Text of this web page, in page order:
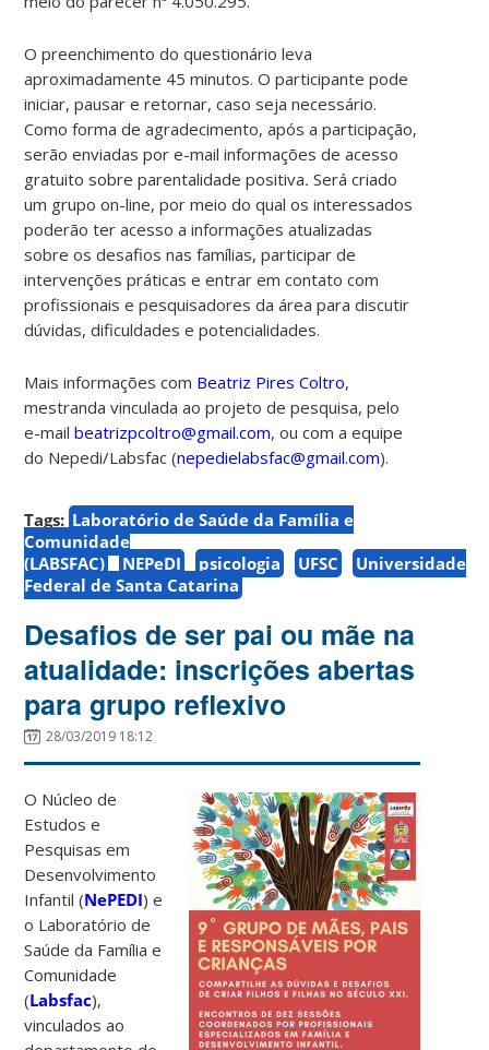
O preenchimento do questionário leva
aproximadamente 45 minutos. O participante pode
iniciar, pausar e retornar, caso seja necessário.
Como forma de agradecimento, após a participação,
serão enviadas por e-mail informações de acesso
gratuito sobre parentalidade positiva. Será criado
um grupo on-line, por meio do qual os interessados
poderão ter acesso a informações atualizadas
sobre os desafios nas famílias, participar de
intervenções práticas e entrar em contato com
profissionais e pesquisadores da área para discutir
dúvidas, dificuldades e potencialidades.
Mais informações com Beatriz Pires Coltro,
mestranda vinculada ao projeto de pesquisa, pelo
e-mailbeatrizpcoltro@gmail.com, ou com a equipe
do Nepedi/Labsfac (nepedielabsfac@gmail.com).
Tags: Laboratório de Saúde da Família e
Comunidade
(LABSFAC)
NEPeDI psicologia UFSC
Universidade
Federal de Santa Catarina
Desafios de ser pai ou mãe na
atualidade: inscrições abertas
para grupo reflexivo
28/03/2019 18:12
O Núcleo de
Estudos e
Pesquisas em
Desenvolvimento
Infantil (NePEDI) e
o Laboratório de
Saúde da Família e
Comunidade
(Labsfac),
vinculados ao